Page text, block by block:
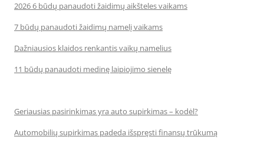
2026 6 būdų panaudoti žaidimų aikšteles vaikams
7 būdų panaudoti žaidimų namelį vaikams
Dažniausios klaidos renkantis vaikų namelius
11 būdų panaudoti medinę laipiojimo sienelę
Geriausias pasirinkimas yra auto supirkimas – kodėl?
Automobilių supirkimas padeda išspręsti finansų trūkumą